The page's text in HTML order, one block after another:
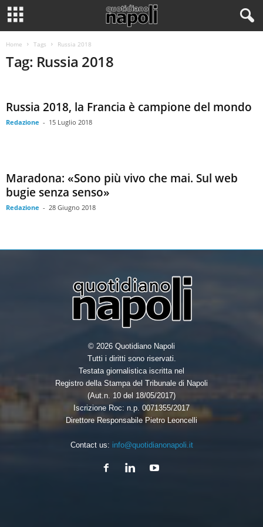
Home Tags Russia 2018
Tag: Russia 2018
Russia 2018, la Francia è campione del mondo
Redazione - 15 Luglio 2018
Maradona: «Sono più vivo che mai. Sul web
bugie senza senso»
Redazione - 28 Giugno 2018
© 2026 Quotidiano Napoli
Tutti i diritti sono riservati.
Testata giornalistica iscritta nel
Registro della Stampa del Tribunale di Napoli
(Aut.n. 10 del 18/05/2017)
Iscrizione Roc: n.p. 0071355/2017
Direttore Responsabile Pietro Leoncelli
Contact us: info@quotidianonapoli.it